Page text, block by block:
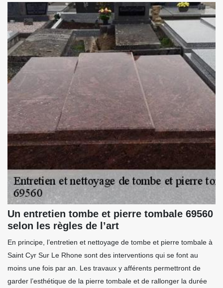
Un entretien tombe et pierre tombale 69560
selon les règles de l’art
En principe, l’entretien et nettoyage de tombe et pierre tombale à
Saint Cyr Sur Le Rhone sont des interventions qui se font au
moins une fois par an. Les travaux y afférents permettront de
garder l’esthétique de la pierre tombale et de rallonger la durée